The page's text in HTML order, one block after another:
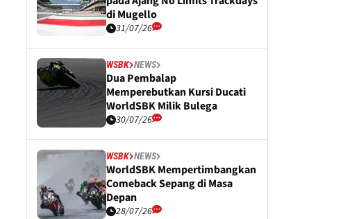
di Mugello
31/07/26
WSBK NEWS
Dua Pembalap
Memperebutkan Kursi Ducati
WorldSBK Milik Bulega
30/07/26
WSBK NEWS
WorldSBK Mempertimbangkan
Comeback Sepang di Masa
Depan
28/07/26